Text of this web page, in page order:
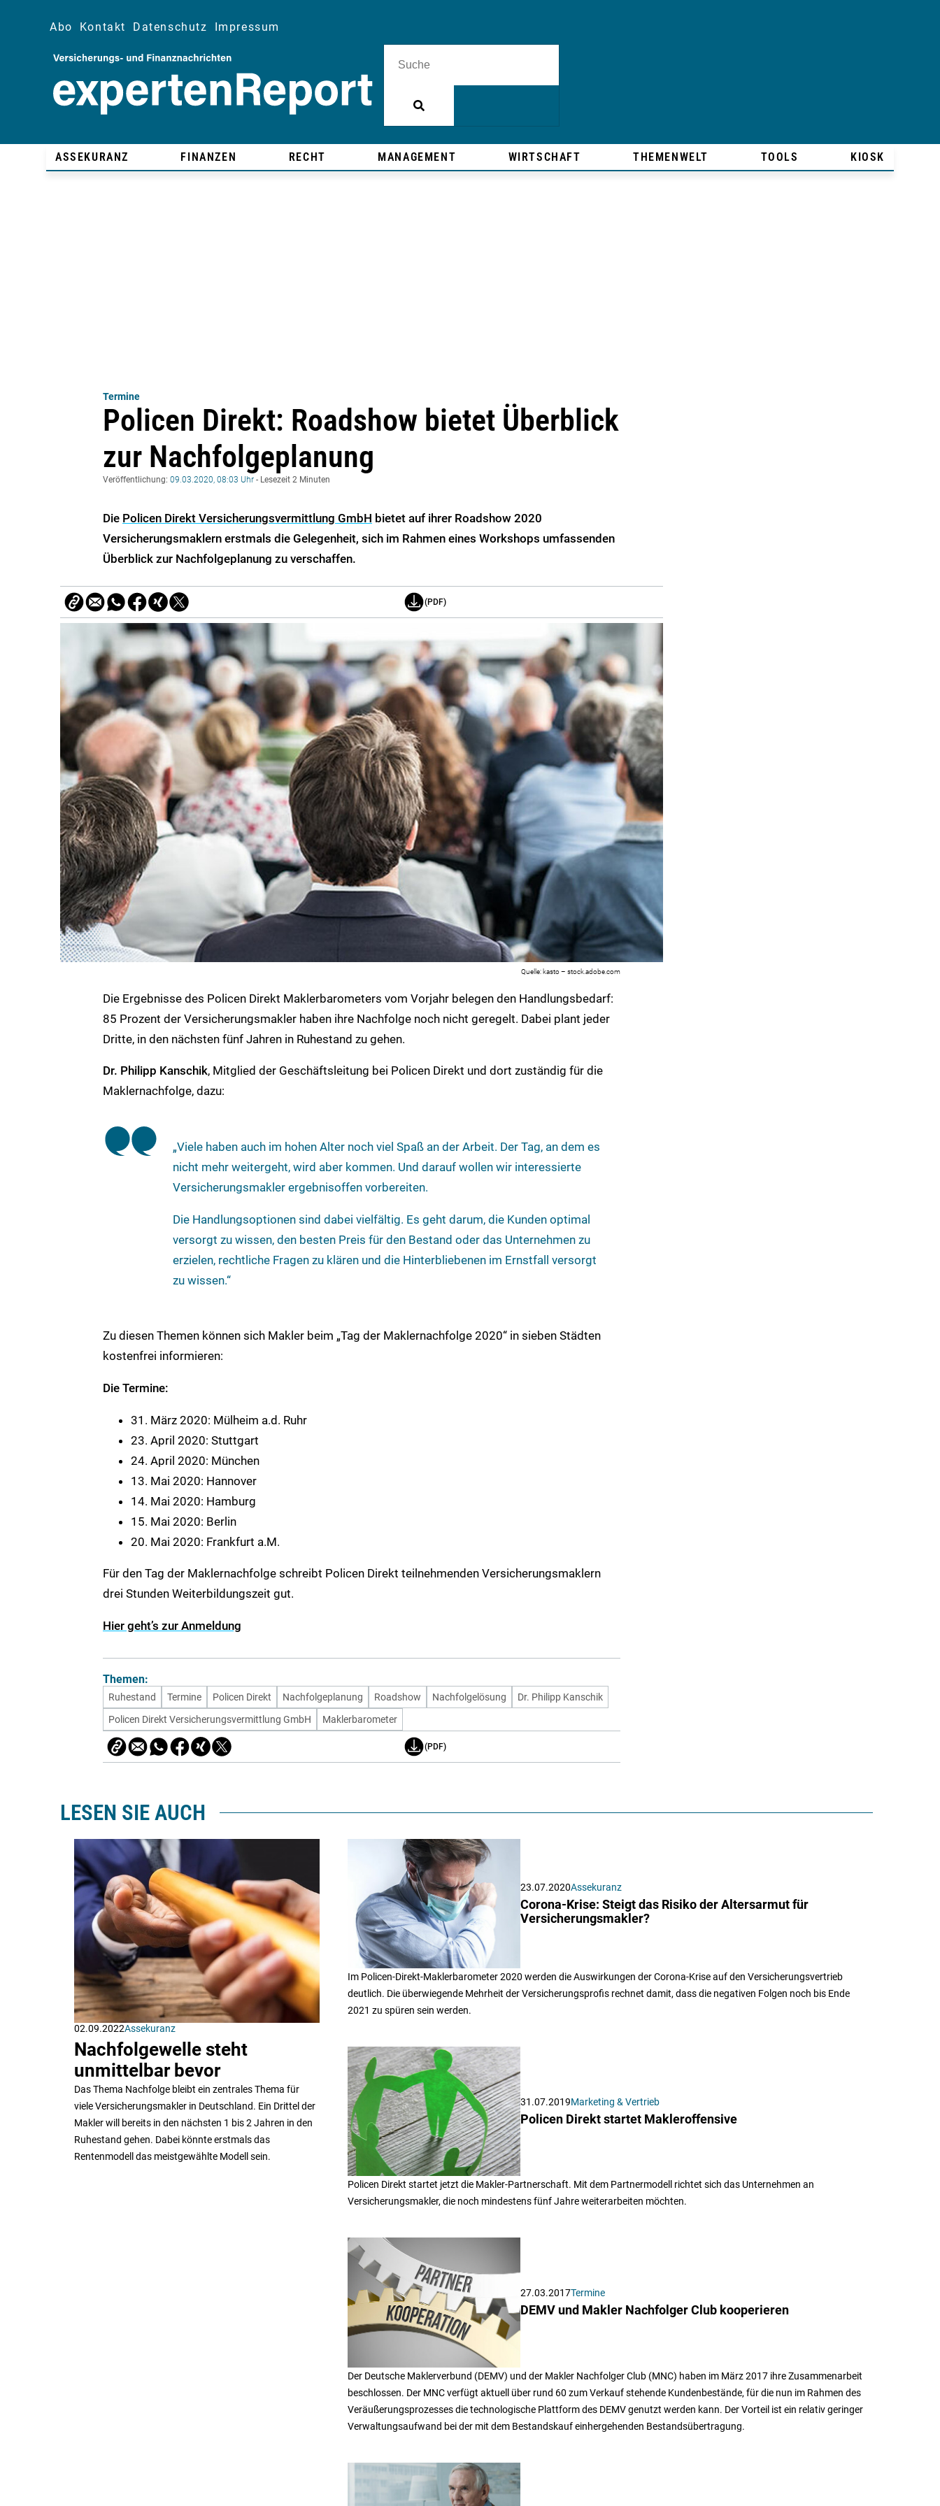
Abo Kontakt Datenschutz Impressum
ASSEKURANZ FINANZEN RECHT MANAGEMENT WIRTSCHAFT THEMENWELT TOOLS KIOSK
Termine
Policen Direkt: Roadshow bietet Überblick
zur Nachfolgeplanung
Veröffentlichung: 09.03.2020, 08:03 Uhr - Lesezeit 2 Minuten
Die Policen Direkt Versicherungsvermittlung GmbH bietet auf ihrer Roadshow 2020
Versicherungsmaklern erstmals die Gelegenheit, sich im Rahmen eines Workshops umfassenden
Überblick zur Nachfolgeplanung zu verschaffen.
(PDF)
kasto – stock.adobe.com
Die Ergebnisse des Policen Direkt Maklerbarometers vom Vorjahr belegen den Handlungsbedarf:
85 Prozent der Versicherungsmakler haben ihre Nachfolge noch nicht geregelt. Dabei plant jeder
Dritte, in den nächsten fünf Jahren in Ruhestand zu gehen.
Dr. Philipp Kanschik, Mitglied der Geschäftsleitung bei Policen Direkt und dort zuständig für die
Maklernachfolge, dazu:
„Viele haben auch im hohen Alter noch viel Spaß an der Arbeit. Der Tag, an dem es
nicht mehr weitergeht, wird aber kommen. Und darauf wollen wir interessierte
Versicherungsmakler ergebnisoffen vorbereiten.
Die Handlungsoptionen sind dabei vielfältig. Es geht darum, die Kunden optimal
versorgt zu wissen, den besten Preis für den Bestand oder das Unternehmen zu
erzielen, rechtliche Fragen zu klären und die Hinterbliebenen im Ernstfall versorgt
zu wissen.“
Zu diesen Themen können sich Makler beim „Tag der Maklernachfolge 2020“ in sieben Städten
kostenfrei informieren:
Die Termine:
31. März 2020: Mülheim a.d. Ruhr
23. April 2020: Stuttgart
24. April 2020: München
13. Mai 2020: Hannover
14. Mai 2020: Hamburg
15. Mai 2020: Berlin
20. Mai 2020: Frankfurt a.M.
Für den Tag der Maklernachfolge schreibt Policen Direkt teilnehmenden Versicherungsmaklern
drei Stunden Weiterbildungszeit gut.
Hier geht’s zur Anmeldung
Themen:
Ruhestand Termine Policen Direkt Nachfolgeplanung Roadshow Nachfolgelösung
Dr. Philipp Kanschik
Policen Direkt Versicherungsvermittlung GmbH
Maklerbarometer
(PDF)
LESEN SIE AUCH
02.09.2022Assekuranz
Nachfolgewelle steht
unmittelbar bevor
Das Thema Nachfolge bleibt ein zentrales Thema für
viele Versicherungsmakler in Deutschland. Ein Drittel der
Makler will bereits in den nächsten 1 bis 2 Jahren in den
Ruhestand gehen. Dabei könnte erstmals das
Rentenmodell das meistgewählte Modell sein.
23.07.2020Assekuranz
Corona-Krise: Steigt das Risiko der Altersarmut für
Versicherungsmakler?
Im Policen-Direkt-Maklerbarometer 2020 werden die Auswirkungen der Corona-Krise auf den Versicherungsvertrieb
deutlich. Die überwiegende Mehrheit der Versicherungsprofis rechnet damit, dass die negativen Folgen noch bis Ende
2021 zu spüren sein werden.
31.07.2019Marketing & Vertrieb
Policen Direkt startet Makleroffensive
Policen Direkt startet jetzt die Makler-Partnerschaft. Mit dem Partnermodell richtet sich das Unternehmen an
Versicherungsmakler, die noch mindestens fünf Jahre weiterarbeiten möchten.
27.03.2017Termine
DEMV und Makler Nachfolger Club kooperieren
Der Deutsche Maklerverbund (DEMV) und der Makler Nachfolger Club (MNC) haben im März 2017 ihre Zusammenarbeit
beschlossen. Der MNC verfügt aktuell über rund 60 zum Verkauf stehende Kundenbestände, für die nun im Rahmen des
Veräußerungsprozesses die technologische Plattform des DEMV genutzt werden kann. Der Vorteil ist ein relativ geringer
Verwaltungsaufwand bei der mit dem Bestandskauf einhergehenden Bestandsübertragung.